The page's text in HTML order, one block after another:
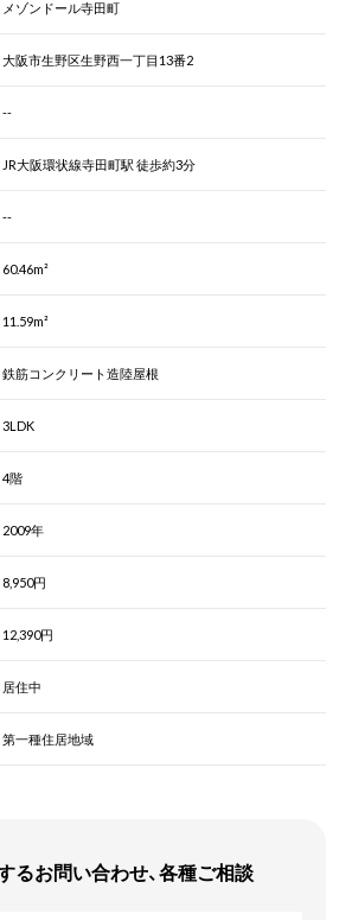
メゾンドール寺田町
大阪市生野区生野西一丁目13番2
--
JR大阪環状線寺田町駅 徒歩約3分
--
60.46m²
11.59m²
鉄筋コンクリート造陸屋根
3LDK
4階
2009年
8,950円
12,390円
居住中
第一種住居地域
るお問い合わせ、各種ご相談